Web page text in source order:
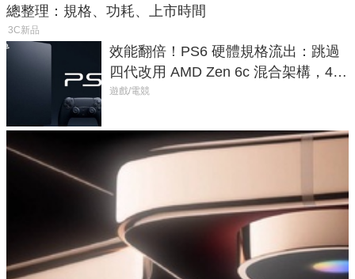
總整理：規格、功耗、上市時間
3C新品
效能翻倍！PS6 硬體規格流出：跳過
四代改用 AMD Zen 6c 混合架構，4K
120fps 與全光追時代來臨
遊戲/電競